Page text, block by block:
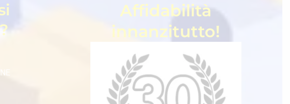
Affidabilità
innanzitutto!